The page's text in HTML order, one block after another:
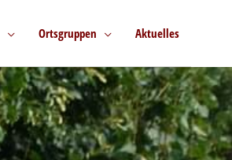
Ortsgruppen Aktuelles